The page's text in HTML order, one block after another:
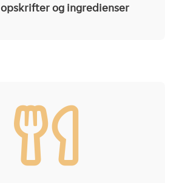
og ingredienser